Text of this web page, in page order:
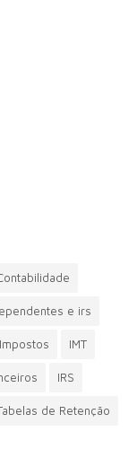
e irs
Impostos IMT
IRS
de Retenção